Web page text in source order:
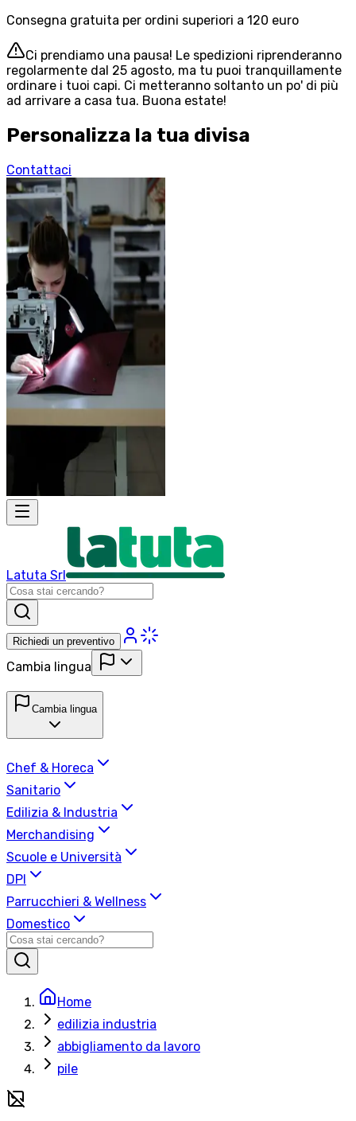
Consegna gratuita per ordini superiori a 120 euro
Ci prendiamo una pausa! Le spedizioni riprenderanno
regolarmente dal 25 agosto, ma tu puoi tranquillamente
ordinare i tuoi capi. Ci metteranno soltanto un po' di più
ad arrivare a casa tua. Buona estate!
Personalizza la tua divisa
Contattaci
Latuta Srl
Richiedi un preventivo
Cambia lingua
Cambia lingua
Chef & Horeca
Sanitario
Edilizia & Industria
Merchandising
Scuole e Università
DPI
Parrucchieri & Wellness
Domestico
Home
edilizia industria
abbigliamento da lavoro
pile